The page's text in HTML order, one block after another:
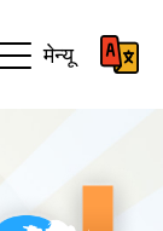
मेन्यू